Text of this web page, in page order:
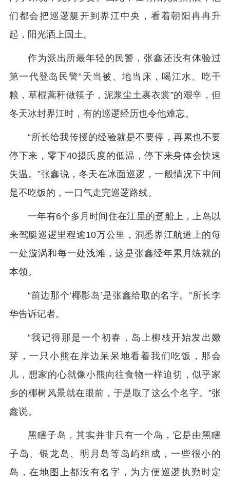
们都会把巡逻艇开到界江中央，看着朝阳冉冉升
起，阳光洒上国土。
作为派出所最年轻的民警，张鑫还没有体验过
第一代登岛民警“天当被、地当床，喝江水、吃干
粮，草棍蒿秆做筷子，泥浆尘土裹衣裳”的艰辛，但
冬天冰封界江时，有的巡逻经历也令他难忘。
“所长给我传授的经验就是不要停，再累也不要
停下来，零下40摄氏度的低温，停下来身体会快速
失温。”张鑫说，冬天在冰面巡逻，一般情况下中间
是不吃饭的，一口气走完巡逻路线。
一年有6个多月时间住在江里的趸船上，上岛以
来驾艇巡逻里程逾10万公里，洞悉界江航道上的每
一处漩涡和每一处浅滩，这是张鑫经年累月练就的
本领。
“前边那个‘椰影岛’是张鑫给取的名字。”所长李
华告诉记者。
“我记得那是一个初春，岛上柳枝开始发出嫩
芽，一只小熊在岸边呆呆地看着我们吃饭，那会
儿，想家的心就像小熊向往食物一样迫切，似乎家
乡的椰树风景就在眼前，于是取了这么个名字。”张
鑫说。
黑瞎子岛，其实并非只有一个岛，它是由黑瞎
子岛、银龙岛、明月岛等岛屿组成，一些很小的
岛，在地图上都没有名字，为方便巡逻执勤时定